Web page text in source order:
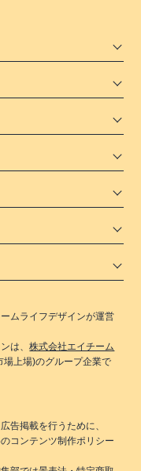
ムライフデザインが運営
は、株式会社エイチーム
場上場)のグループ企業で
告掲載を行うために、
コンテンツ制作ポリシー